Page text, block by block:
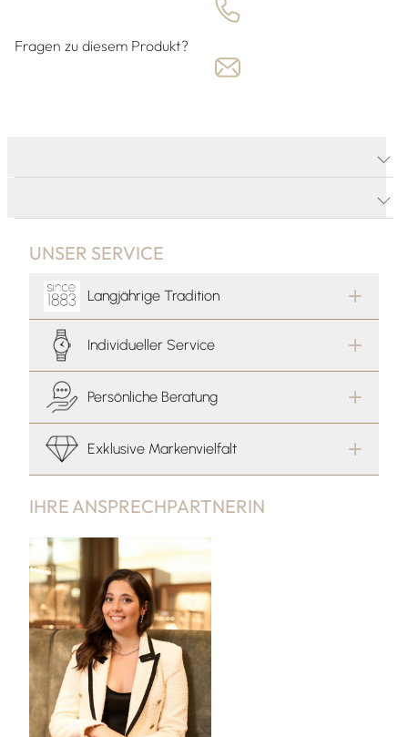
Fragen zu diesem Produkt?
IHRE ANSPRECHPARTNERIN
UNSER SERVICE
Langjährige Tradition
Individueller Service
Persönliche Beratung
Exklusive Markenvielfalt